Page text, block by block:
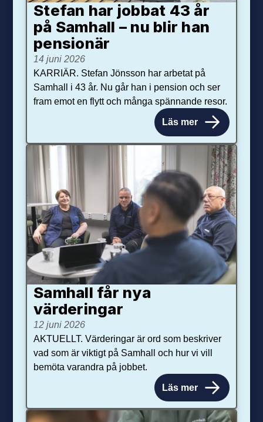
Stefan har jobbat 43 år
på Samhall – nu blir han
pensionär
14 juni 2026
KARRIÄR. Stefan Jönsson har arbetat på
Samhall i 43 år. Nu går han i pension och ser
fram emot en flytt och många spännande resor.
Läs mer
Samhall får nya
värdering­ar
12 juni 2026
AKTUELLT. Värderingar är ord som beskriver
vad som är viktigt på Samhall och hur vi vill
bemöta varandra på jobbet.
Läs mer